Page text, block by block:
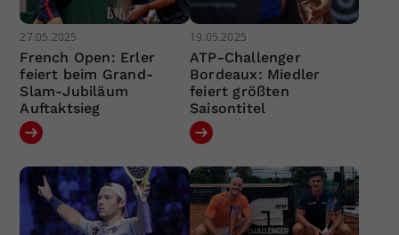
27.05.2025
French Open: Erler
feiert beim Grand-
Slam-Jubiläum
Auftaktsieg
19.05.2025
ATP-Challenger
Bordeaux: Miedler
feiert größten
Saisontitel